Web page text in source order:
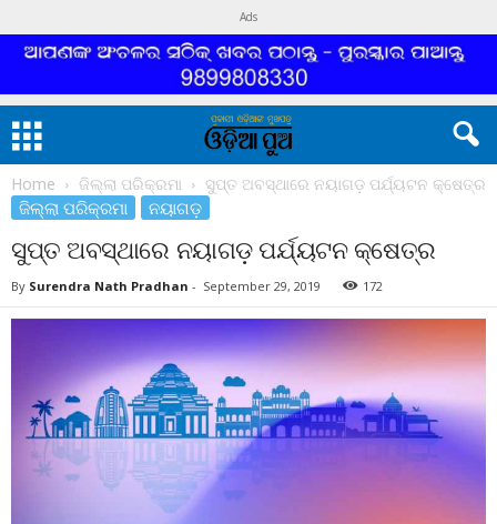
Ads
Home ଜିଲ୍ଲା ପରିକ୍ରମା ସୁପ୍ତ ଅବସ୍ଥାରେ ନୟାଗଡ଼ ପର୍ଯ୍ୟଟନ କ୍ଷେତ୍ର
ଜିଲ୍ଲା ପରିକ୍ରମା ନୟାଗଡ଼
ସୁପ୍ତ ଅବସ୍ଥାରେ ନୟାଗଡ଼ ପର୍ଯ୍ୟଟନ କ୍ଷେତ୍ର
By Surendra Nath Pradhan - September 29, 2019 172